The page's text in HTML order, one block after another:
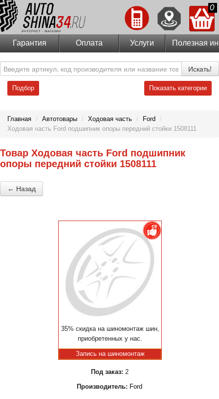
0
Гарантия Оплата Услуги Полезная
Искать!
Подбор Показать категории
Главная / Автотовары / Ходовая часть / Ford
/
Ходовая часть Ford подшипник опоры передний стойки 1508111
Товар Ходовая часть Ford подшипник
опоры передний стойки 1508111
← Назад
35% скидка на шиномонтаж шин,
приобретенных у нас.
Запись на шиномонтаж
Под заказ: 2
Производитель: Ford